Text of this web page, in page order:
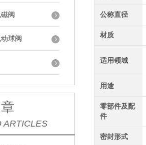
阀
球阀
ARTICLES
公称直径
材质
适用领域
用途
零部件及配
件
密封形式